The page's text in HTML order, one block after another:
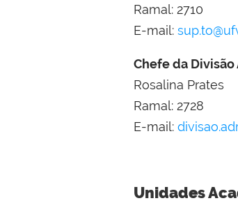
Ramal: 2710
E-mail:
Chefe da
Rosalina Prates
Ramal: 2728
E-mail:
Unidades